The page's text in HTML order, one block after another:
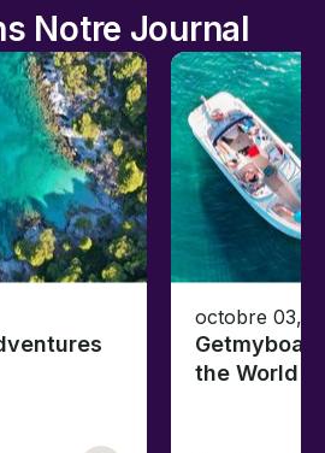
Notre Journal
octobre 03,
the World